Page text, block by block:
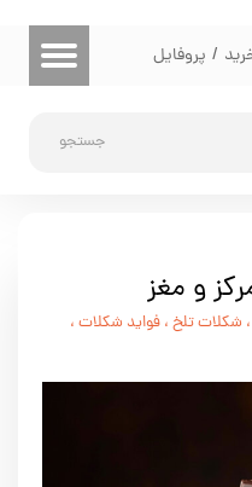
جستجو
/ پروفایل
و مغز
، شکلات تلخ ، فواید شکلات ،